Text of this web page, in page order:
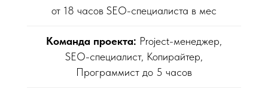
от 18 часов SEO-специалиста в мес
Команда проекта: Project-менеджер,
SEO-специалист, Копирайтер,
Программист до 5 часов